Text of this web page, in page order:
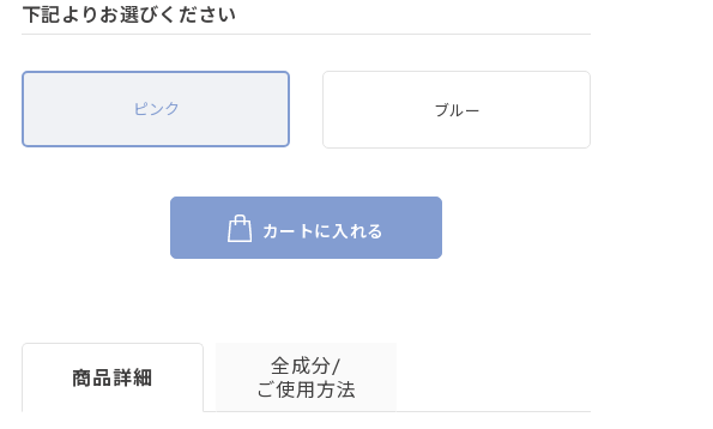
下記よりお選びください
ピンク ブルー
カートに入れる
商品詳細
全成分/
ご使用方法